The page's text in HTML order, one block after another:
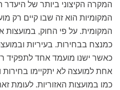
המקרה הקיצוני ביותר של
המקומיות הוא זה שבו קיים רק
המקומית. על פי החוק, במועצות
כמנצח בבחירות. בעיריות
כאשר ישנו מועמד אחד לתפקיד
אחת למועצה לא יתקיימו בחירות
כמו במועצות האזוריות. לעומת